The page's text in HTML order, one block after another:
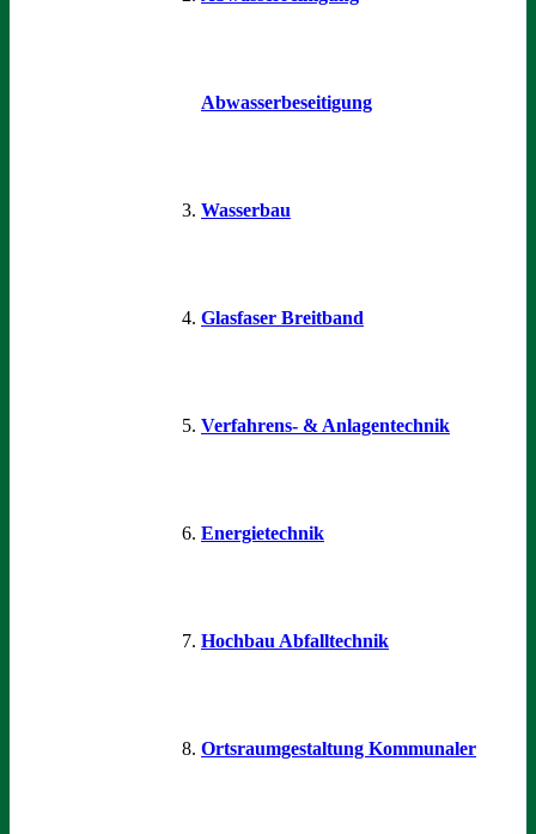
Abwasserbeseitigung
Wasserbau
Glasfaser Breitband
Verfahrens- & Anlagentechnik
Energietechnik
Hochbau Abfalltechnik
Ortsraumgestaltung Kommunaler